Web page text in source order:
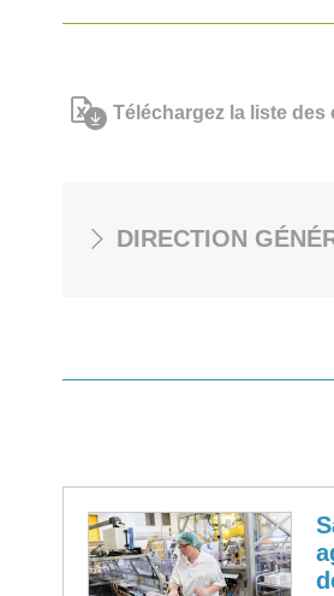
Téléchargez la liste des
DIRECTION